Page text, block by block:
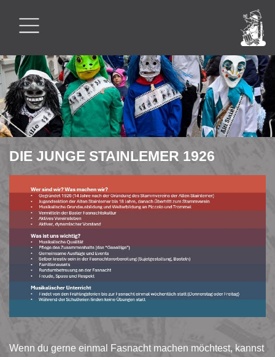
DIE JUNGE STAINLEMER 1926
Wenn du gerne einmal Fasnacht machen möchtest, kannst